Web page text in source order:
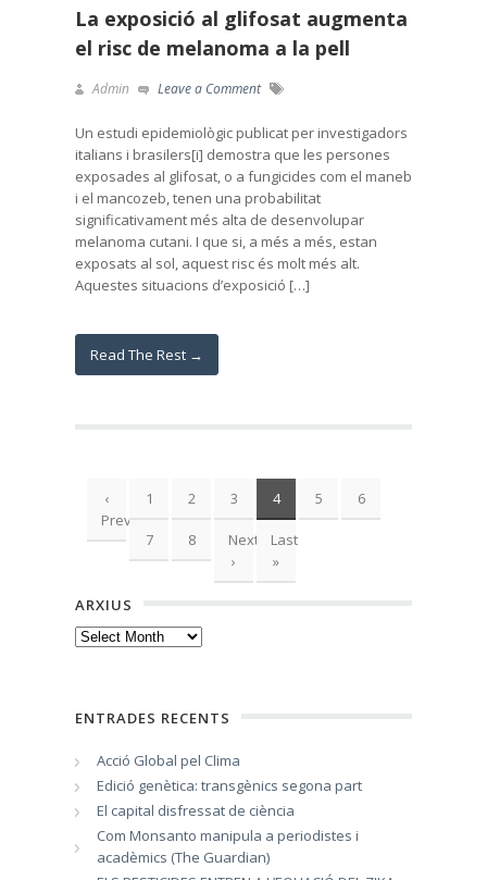
La exposició al glifosat augmenta
el risc de melanoma a la pell
Admin Leave a Comment
Un estudi epidemiològic publicat per investigadors
italians i brasilers[i] demostra que les persones
exposades al glifosat, o a fungicides com el maneb
i el mancozeb, tenen una probabilitat
significativament més alta de desenvolupar
melanoma cutani. I que si, a més a més, estan
exposats al sol, aquest risc és molt més alt.
Aquestes situacions d’exposició […]
Read The Rest →
‹
Previous
1 2 3 4 5 6
7 8
Next
›
Last
»
ARXIUS
Arxius
ENTRADES RECENTS
Acció Global pel Clima
Edició genètica: transgènics segona part
El capital disfressat de ciència
Com Monsanto manipula a periodistes i
acadèmics (The Guardian)